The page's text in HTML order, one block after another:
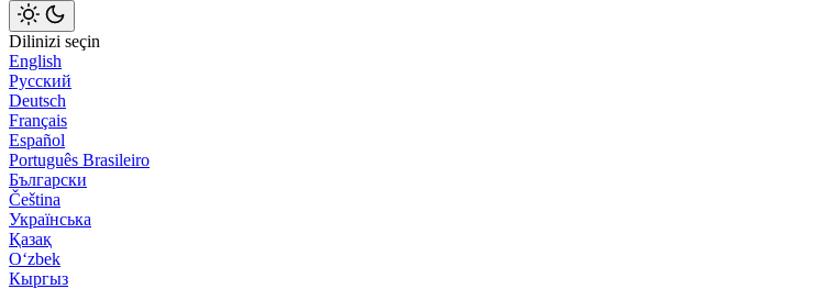
Dilinizi seçin
English
Русский
Deutsch
Français
Español
Português Brasileiro
Български
Čeština
Українська
Қазақ
Оʻzbek
Кыргыз